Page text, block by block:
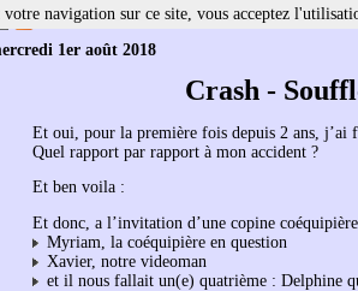
1er août 2018
Crash -
Et oui, pour la première fois depuis 2 ans, j’ai
Quel rapport par rapport à mon accident ?
Et ben voila :
Et donc, a l’invitation d’une copine
Myriam, la coéquipière en question
Xavier, notre videoman
et il nous fallait un(e) quatrième : Delphine
navigation sur ce site, vous acceptez